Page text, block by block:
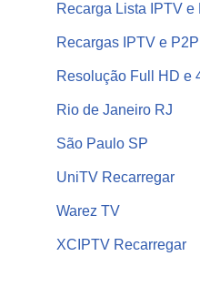
Recarga Lista IPTV e
Recargas IPTV e P2P
Resolução Full HD e
Rio de Janeiro RJ
São Paulo SP
UniTV Recarregar
Warez TV
XCIPTV Recarregar